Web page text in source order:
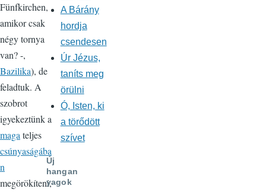
Fünfkirchen,
amikor csak
négy tornya
van? -,
Bazilika), de
feladtuk. A
szobrot
igyekeztünk a
magateljes
csúnyaságába
n
megörökíteni,
A Bárány
hordja
csendesen
Úr Jézus,
taníts meg
örülni
Ó, Isten, ki
a törődött
szívet
Új
hangan
yagok